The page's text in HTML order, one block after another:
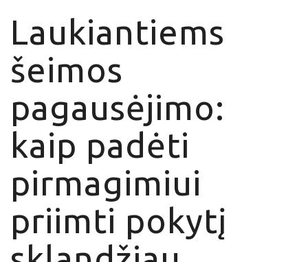
Laukiantiems
šeimos
pagausėjimo:
kaip padėti
pirmagimiui
priimti pokytį